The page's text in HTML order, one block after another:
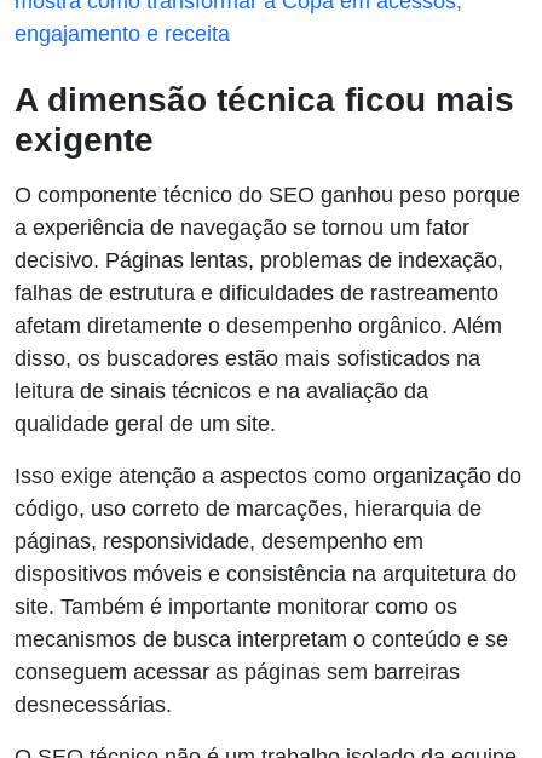
engajamento e receita
A dimensão técnica ficou mais
exigente
O componente técnico do SEO ganhou peso porque
a experiência de navegação se tornou um fator
decisivo. Páginas lentas, problemas de indexação,
falhas de estrutura e dificuldades de rastreamento
afetam diretamente o desempenho orgânico. Além
disso, os buscadores estão mais sofisticados na
leitura de sinais técnicos e na avaliação da
qualidade geral de um site.
Isso exige atenção a aspectos como organização do
código, uso correto de marcações, hierarquia de
páginas, responsividade, desempenho em
dispositivos móveis e consistência na arquitetura do
site. Também é importante monitorar como os
mecanismos de busca interpretam o conteúdo e se
conseguem acessar as páginas sem barreiras
desnecessárias.